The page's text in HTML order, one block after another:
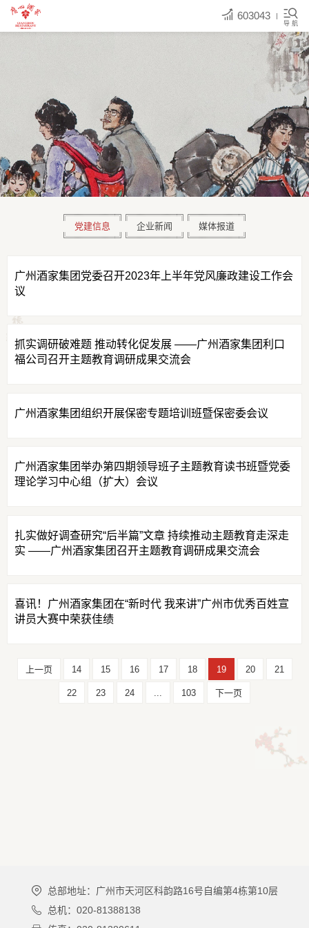
603043
导 航
党建信息 企业新闻 媒体报道
广州酒家集团党委召开2023年上半年党风廉政建设工作会
议
抓实调研破难题 推动转化促发展 ——广州酒家集团利口
福公司召开主题教育调研成果交流会
广州酒家集团组织开展保密专题培训班暨保密委会议
广州酒家集团举办第四期领导班子主题教育读书班暨党委
理论学习中心组（扩大）会议
扎实做好调查研究“后半篇”文章 持续推动主题教育走深走
实 ——广州酒家集团召开主题教育调研成果交流会
喜讯！广州酒家集团在“新时代 我来讲”广州市优秀百姓宣
讲员大赛中荣获佳绩
上一页 14 15 16 17 18 19 20 21
22 23 24 ... 103 下一页
总部地址：广州市天河区科韵路16号自编第4栋第10层
总机：020-81388138